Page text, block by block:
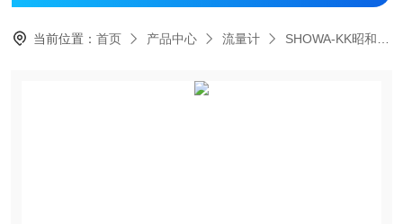
当前位置：首页 产品中心 流量计 SHOWA-KK昭和